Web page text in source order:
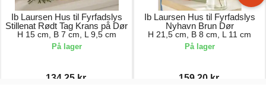
Ib Laursen Hus til Fyrfadslys
Stillenat Rødt Tag Krans på Dør
H 15 cm, B 7 cm, L 9,5 cm
På lager
134,25 kr.
Ib Laursen Hus til Fyrfadslys
Nyhavn Brun Dør
H 21,5 cm, B 8 cm, L 11 cm
På lager
159,20 kr.